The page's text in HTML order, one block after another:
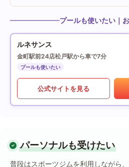
プールも使いたい｜
ルネサンス
金町駅前24店松戸駅から車で7分
プールも使いたい
公式サイトを見る
パーソナルも受けたい
普段はスポーツジムを利用しながら